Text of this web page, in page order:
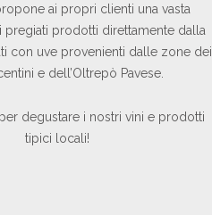
ai propri clienti una vasta
pregiati prodotti direttamente dalla
con uve provenienti dalle zone dei
e dell’Oltrepò Pavese.
degustare i nostri vini e prodotti
tipici locali!